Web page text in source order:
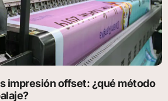
impresión offset: ¿qué método